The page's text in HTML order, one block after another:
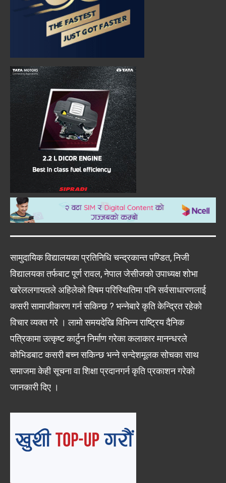
सामुदायिक विद्यालयका प्रतिनिधि चन्द्रकान्त पण्डित, निजी
विद्यालयका तर्फबाट पूर्ण रावल, नेपाल जेसीजको उपाध्यक्ष शोभा
खरेललगायतले अहिलेको विषम परिस्थितिमा पनि सर्वसाधारणलाई
कसरी सामाजीकरण गर्न सकिन्छ ? भन्नेबारे कृति केन्द्रित रहेको
विचार व्यक्त गरे । लामो समयदेखि विभिन्न राष्ट्रिय दैनिक
पत्रिकामा उत्कृष्ट कार्टुन निर्माण गरेका कलाकार मानन्धरले
कोभिडबाट कसरी बच्न सकिन्छ भन्ने सन्देशमूलक सोचका साथ
समाजमा केही सूचना वा शिक्षा प्रदानगर्न कृति प्रकाशन गरेको
जानकारी दिए ।